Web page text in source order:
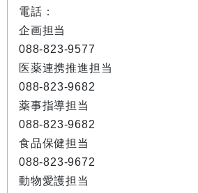
電話：
企画担当
088-823-9577
医薬連携推進担当
088-823-9682
薬事指導担当
088-823-9682
食品保健担当
088-823-9672
動物愛護担当